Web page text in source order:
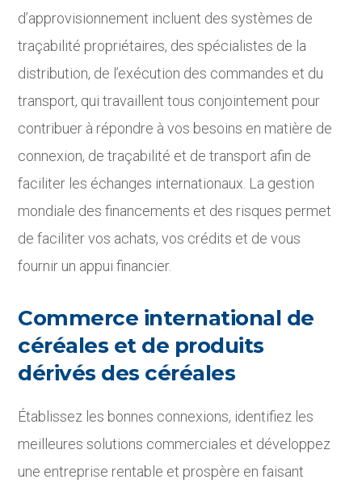
d’approvisionnement incluent des systèmes de
traçabilité propriétaires, des spécialistes de la
distribution, de l’exécution des commandes et du
transport, qui travaillent tous conjointement pour
contribuer à répondre à vos besoins en matière de
connexion, de traçabilité et de transport afin de
faciliter les échanges internationaux. La gestion
mondiale des financements et des risques permet
de faciliter vos achats, vos crédits et de vous
fournir un appui financier.
Commerce international de
céréales et de produits
dérivés des céréales
Établissez les bonnes connexions, identifiez les
meilleures solutions commerciales et développez
une entreprise rentable et prospère en faisant